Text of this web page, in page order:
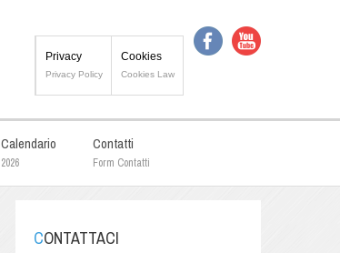
Privacy
Privacy Policy
Cookies
Cookies Law
Calendario
2026
Contatti
Form Contatti
CONTATTACI